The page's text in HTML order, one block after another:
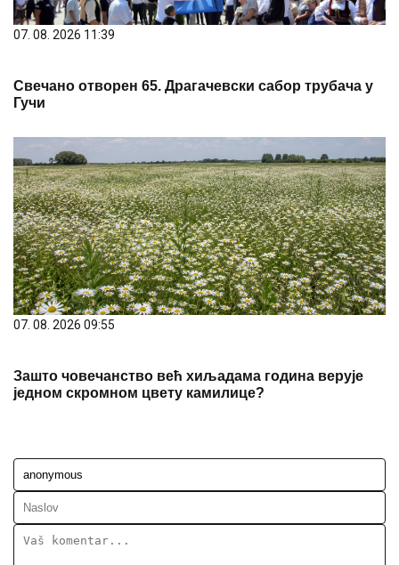
07. 08. 2026 11:39
Свечано отворен 65. Драгачевски сабор трубача у
Гучи
07. 08. 2026 09:55
Зашто човечанство већ хиљадама година верује
једном скромном цвету камилице?